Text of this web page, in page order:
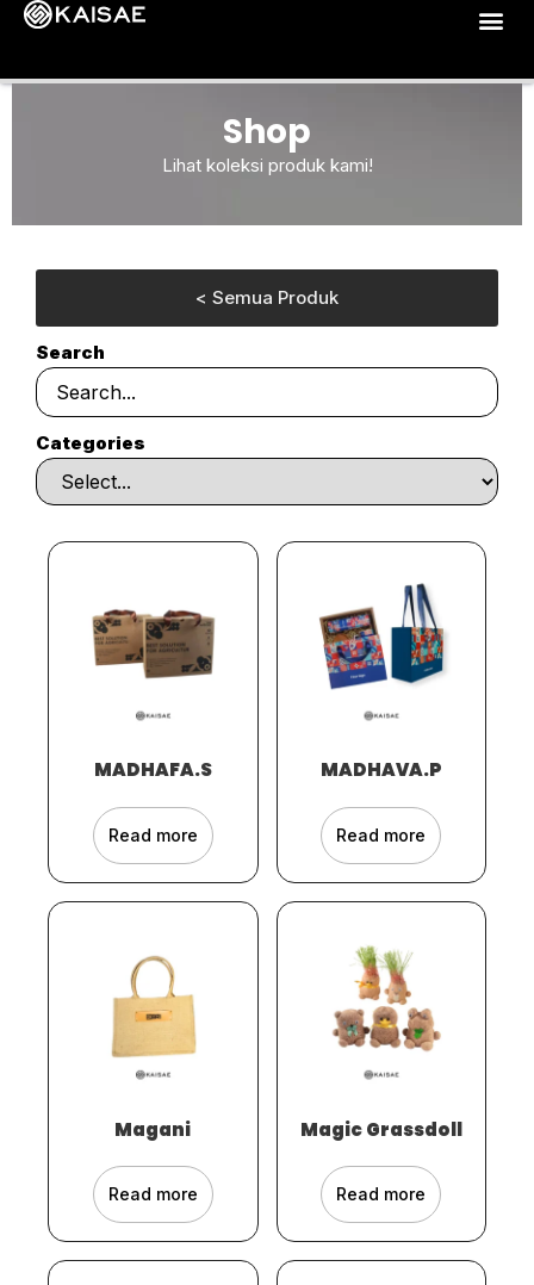
Shop
Lihat koleksi produk kami!
< Semua Produk
Search
Categories
MADHAFA.S
Read more
MADHAVA.P
Read more
Magani
Read more
Magic Grassdoll
Read more